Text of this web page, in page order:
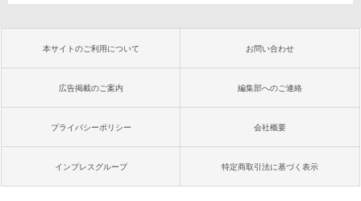
本サイトのご利用について お問い合わせ
広告掲載のご案内 編集部へのご連絡
プライバシーポリシー 会社概要
インプレスグループ 特定商取引法に基づく表示